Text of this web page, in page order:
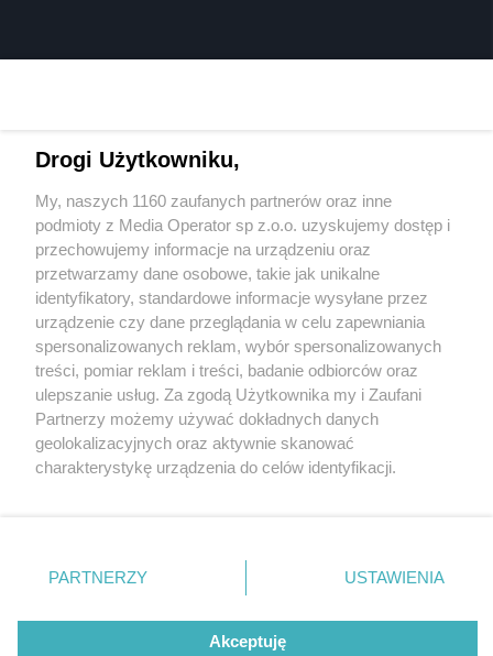
18 / 0
Wydawca mediów lokalnych
Nie zapomnij
zapoznać się z:
polityką prywatności
Twojemiasto
Piekary Śląskie
Chorzów
Tarnowskie Góry
Gliwice
Skontakuj sięz nami
Kontakt
Redakcja
Newsletter
Drogi Użytkowniku,
My, naszych 1160 zaufanych partnerów oraz inne
podmioty z Media Operator sp z.o.o. uzyskujemy dostęp i
przechowujemy informacje na urządzeniu oraz
przetwarzamy dane osobowe, takie jak unikalne
identyfikatory, standardowe informacje wysyłane przez
urządzenie czy dane przeglądania w celu zapewniania
spersonalizowanych reklam, wybór spersonalizowanych
treści, pomiar reklam i treści, badanie odbiorców oraz
ulepszanie usług. Za zgodą Użytkownika my i Zaufani
Partnerzy możemy używać dokładnych danych
geolokalizacyjnych oraz aktywnie skanować
charakterystykę urządzenia do celów identyfikacji.
zmienić/wycofać klikając przycisk ustawień prywatności
znajdujący się w lewym dolnym rogu strony
rodzaje przetwarzania danych nie wymagają zgody
użytkownika, ale masz prawo sprzeciwić się takiemu
PARTNERZY USTAWIENIA
Akceptuję